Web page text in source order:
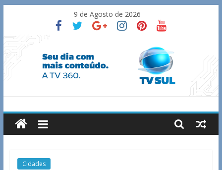
content
9 de Agosto de 2026
TV
Sul
Notícias
Cidades